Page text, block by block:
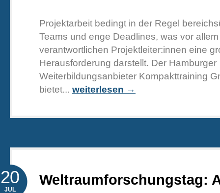
Projektarbeit bedingt in der Regel
Teams und enge Deadlines, was vor
verantwortlichen Projektleiter:innen eine
Herausforderung darstellt. Der Hamburger
Weiterbildungsanbieter Kompakttraining
bietet... weiterlesen →
Weltraumforschungstag:
20
JUL